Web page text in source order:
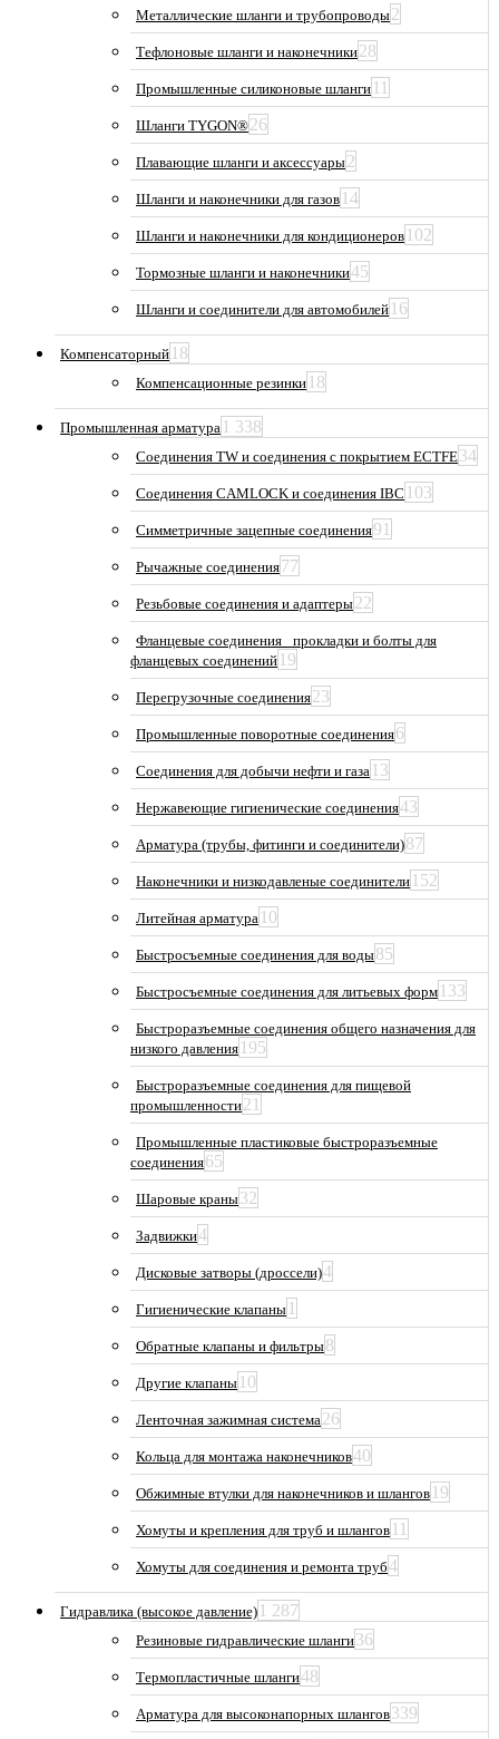
Металлические шланги и трубопроводы2
Тефлоновые шланги и наконечники28
Промышленные силиконовые шланги 11
Шланги TYGON®26
Плавающие шланги и аксессуары2
Шланги и наконечники для газов 14
Шланги и наконечники для кондиционеров 102
Тормозные шланги и наконечники45
Шланги и соединители для автомобилей 16
Компенсаторный 18
Компенсационные резинки 18
Промышленная арматура 1 338
Соединения TW и соединения с покрытием ECTFE34
Соединения CAMLOCK и соединения IBC 103
Симметричные зацепные соединения91
Рычажные соединения77
Резьбовые соединения и адаптеры22
Фланцевые соединения_ прокладки и болты для
фланцевых соединений 19
Перегрузочные соединения23
Промышленные поворотные соединения6
Соединения для добычи нефти и газа 13
Нержавеющие гигиенические соединения43
Арматура (трубы, фитинги и соединители)87
Наконечники и низкодавленые соединители 152
Литейная арматура 10
Быстросъемные соединения для воды85
Быстросъемные соединения для литьевых форм 133
Быстроразъемные соединения общего назначения для
низкого давления 195
Быстроразъемные соединения для пищевой
промышленности21
Промышленные пластиковые быстроразъемные
соединения65
Шаровые краны32
Задвижки4
Дисковые затворы (дроссели)4
Гигиенические клапаны 1
Обратные клапаны и фильтры8
Другие клапаны 10
Ленточная зажимная система26
Кольца для монтажа наконечников40
Обжимные втулки для наконечников и шлангов 19
Хомуты и крепления для труб и шлангов 11
Хомуты для соединения и ремонта труб4
Гидравлика (высокое давление) 1 287
Резиновые гидравлические шланги36
Термопластичные шланги48
Арматура для высоконапорных шлангов339